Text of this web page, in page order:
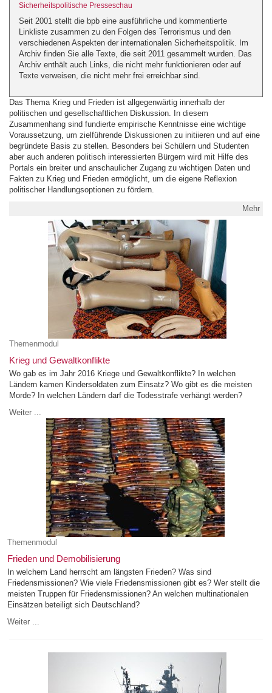
Sicherheitspolitische Presseschau
Seit 2001 stellt die bpb eine ausführliche und kommentierte
Linkliste zusammen zu den Folgen des Terrorismus und den
verschiedenen Aspekten der internationalen Sicherheitspolitik. Im
Archiv finden Sie alle Texte, die seit 2011 gesammelt wurden. Das
Archiv enthält auch Links, die nicht mehr funktionieren oder auf
Texte verweisen, die nicht mehr frei erreichbar sind.
Das Thema Krieg und Frieden ist allgegenwärtig innerhalb der
politischen und gesellschaftlichen Diskussion. In diesem
Zusammenhang sind fundierte empirische Kenntnisse eine wichtige
Voraussetzung, um zielführende Diskussionen zu initiieren und auf eine
begründete Basis zu stellen. Besonders bei Schülern und Studenten
aber auch anderen politisch interessierten Bürgern wird mit Hilfe des
Portals ein breiter und anschaulicher Zugang zu wichtigen Daten und
Fakten zu Krieg und Frieden ermöglicht, um die eigene Reflexion
politischer Handlungsoptionen zu fördern.
Mehr
Themenmodul
Krieg und Gewaltkonflikte
Wo gab es im Jahr 2016 Kriege und Gewaltkonflikte? In welchen
Ländern kamen Kindersoldaten zum Einsatz? Wo gibt es die meisten
Morde? In welchen Ländern darf die Todesstrafe verhängt werden?
Weiter ...
Themenmodul
Frieden und Demobilisierung
In welchem Land herrscht am längsten Frieden? Was sind
Friedensmissionen? Wie viele Friedensmissionen gibt es? Wer stellt die
meisten Truppen für Friedensmissionen? An welchen multinationalen
Einsätzen beteiligt sich Deutschland?
Weiter ...